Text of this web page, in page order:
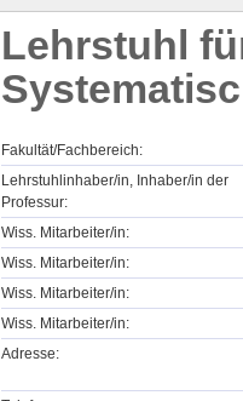
Lehrstuhl
Fakultät/Fachbereich:
Lehrstuhlinhaber/in, Inhaber/in der
Professur:
Wiss. Mitarbeiter/in:
Wiss. Mitarbeiter/in:
Wiss. Mitarbeiter/in:
Wiss. Mitarbeiter/in:
Adresse: